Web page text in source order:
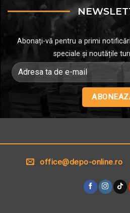
Abonați-vă pentru a primi
speciale și noutățile
office@depo-online.ro